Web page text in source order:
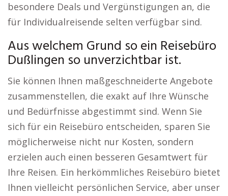
besondere Deals und Vergünstigungen an, die
für Individualreisende selten verfügbar sind.
Aus welchem Grund so ein Reisebüro
Dußlingen so unverzichtbar ist.
Sie können Ihnen maßgeschneiderte Angebote
zusammenstellen, die exakt auf Ihre Wünsche
und Bedürfnisse abgestimmt sind. Wenn Sie
sich für ein Reisebüro entscheiden, sparen Sie
möglicherweise nicht nur Kosten, sondern
erzielen auch einen besseren Gesamtwert für
Ihre Reisen. Ein herkömmliches Reisebüro bietet
Ihnen vielleicht persönlichen Service, aber unser